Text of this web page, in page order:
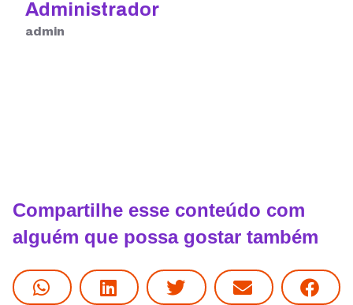
Administrador
admin
Compartilhe esse conteúdo com
alguém que possa gostar também